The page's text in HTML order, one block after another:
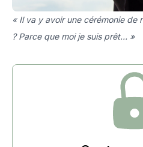
« Il va y avoir une cérémonie de
? Parce que moi je suis prêt… »